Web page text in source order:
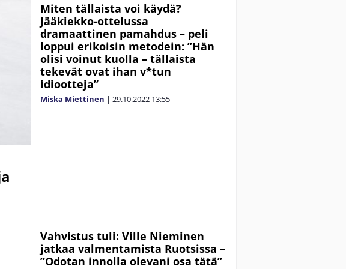
Miten tällaista voi käydä?
Jääkiekko-ottelussa
dramaattinen pamahdus – peli
loppui erikoisin metodein: ”Hän
olisi voinut kuolla – tällaista
tekevät ovat ihan v*tun
idiootteja”
Miska Miettinen | 29.10.2022 13:55
Vahvistus tuli: Ville Nieminen
jatkaa valmentamista Ruotsissa –
”Odotan innolla olevani osa tätä”